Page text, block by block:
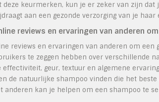
deze keurmerken, kun je er zeker van zijn
aan een gezonde verzorging van je
reviews en ervaringen van anderen
reviews en ervaringen van anderen om
te zeggen hebben over verschillende
effectiviteit, geur, textuur en algemene
de natuurlijke shampoo vinden die het
anderen kan je helpen om een shampoo te